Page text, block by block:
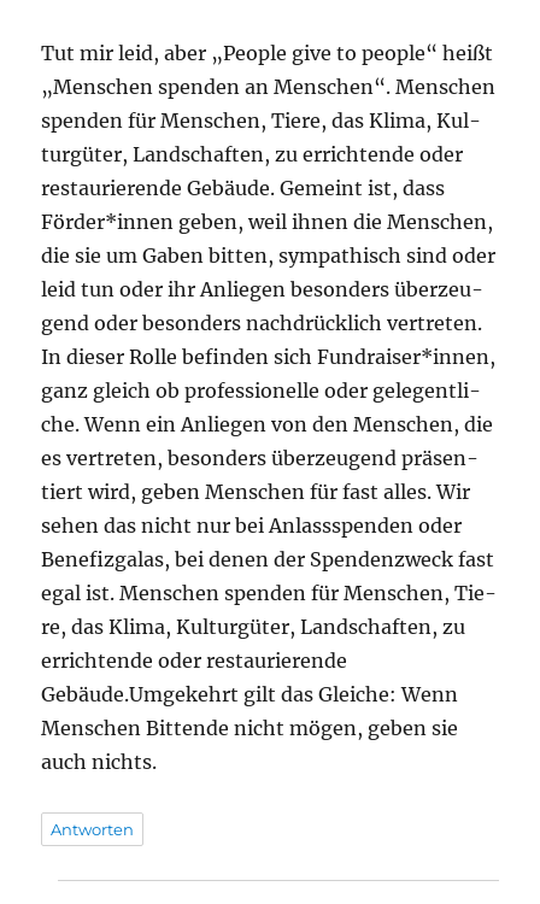
Tut mir leid, aber „Peo­p­le give to peo­p­le“ heißt
„Men­schen spen­den an Men­schen“. Men­schen
spen­den für Men­schen, Tie­re, das Kli­ma, Kul­
tur­gü­ter, Land­schaf­ten, zu errich­ten­de oder
restau­rie­ren­de Gebäu­de. Gemeint ist, dass
Förder*innen geben, weil ihnen die Men­schen,
die sie um Gaben bit­ten, sym­pa­thisch sind oder
leid tun oder ihr Anlie­gen beson­ders über­zeu­
gend oder beson­ders nach­drück­lich ver­tre­ten.
In die­ser Rol­le befin­den sich Fundraiser*innen,
ganz gleich ob pro­fes­sio­nel­le oder gele­gent­li­
che. Wenn ein Anlie­gen von den Men­schen, die
es ver­tre­ten, beson­ders über­zeu­gend prä­sen­
tiert wird, geben Men­schen für fast alles. Wir
sehen das nicht nur bei Anlass­spen­den oder
Bene­fiz­ga­las, bei denen der Spen­den­zweck fast
egal ist. Men­schen spen­den für Men­schen, Tie­
re, das Kli­ma, Kul­tur­gü­ter, Land­schaf­ten, zu
errich­ten­de oder restau­rie­ren­de
Gebäude.Umgekehrt gilt das Glei­che: Wenn
Men­schen Bit­ten­de nicht mögen, geben sie
auch nichts.
Antworten